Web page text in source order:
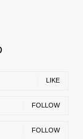
LIKE
FOLLOW
FOLLOW